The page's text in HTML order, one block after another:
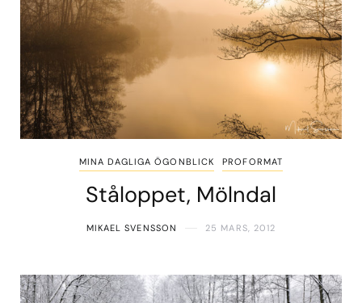
MINA DAGLIGA ÖGONBLICK PROFORMAT
Ståloppet, Mölndal
MIKAEL SVENSSON 25 MARS, 2012